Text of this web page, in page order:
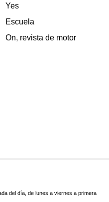
Yes
Escuela
On, revista de motor
del día, de lunes a viernes a primera